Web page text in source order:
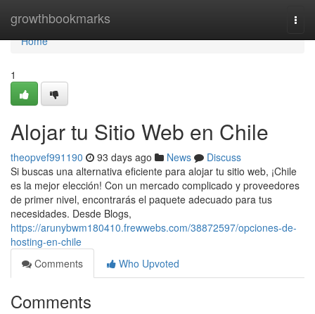
growthbookmarks
Home
Home
1
Alojar tu Sitio Web en Chile
theopvef991190 93 days ago News
Discuss
Si buscas una alternativa eficiente para alojar tu sitio web, ¡Chile
es la mejor elección! Con un mercado complicado y proveedores
de primer nivel, encontrarás el paquete adecuado para tus
necesidades. Desde Blogs,
https://arunybwm180410.frewwebs.com/38872597/opciones-de-
hosting-en-chile
Comments
Who Upvoted
Comments